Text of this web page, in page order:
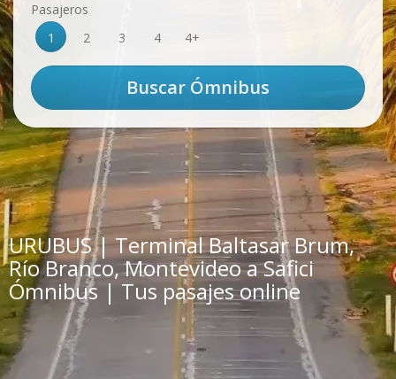
Pasajeros
1
2 3 4 4+
URUBUS | Terminal Baltasar Brum,
Río Branco, Montevideo a Safici
Ómnibus | Tus pasajes online